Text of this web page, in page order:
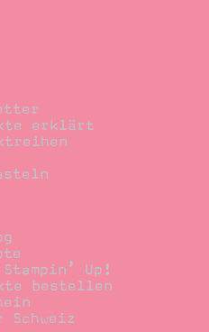
erklärt
Up!
bestellen
Schweiz